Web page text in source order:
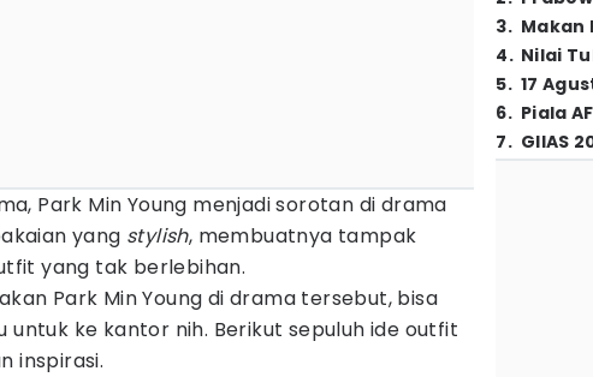
Park Min Young menjadi sorotan di drama
yang stylish, membuatnya tampak
yang tak berlebihan.
Park Min Young di drama tersebut, bisa
untuk ke kantor nih. Berikut sepuluh ide outfit
inspirasi.
3. Makan
4. Nilai
5. 17
6. Piala
7. GIIAS